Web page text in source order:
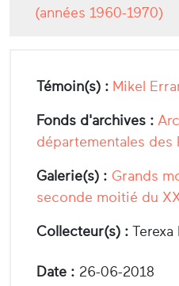
(années 1960-1970)
Témoin(s) : Mikel
Fonds d'archives :
départementales des
Galerie(s) : Grands
seconde moitié du
Collecteur(s) :
Date : 26-06-2018